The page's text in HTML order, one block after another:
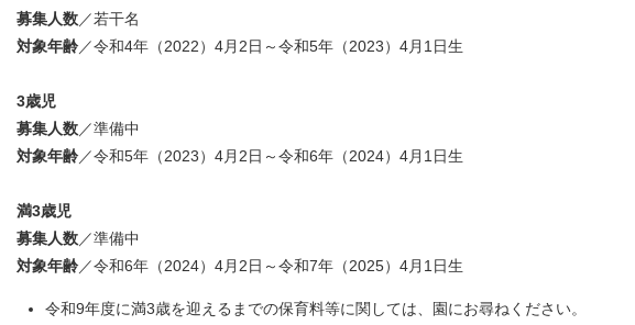
募集人数／若干名
対象年齢／令和4年（2022）4月2日～令和5年（2023）4月1日生
3歳児
募集人数／準備中
対象年齢／令和5年（2023）4月2日～令和6年（2024）4月1日生
満3歳児
募集人数／準備中
対象年齢／令和6年（2024）4月2日～令和7年（2025）4月1日生
令和9年度に満3歳を迎えるまでの保育料等に関しては、園にお尋ねください。